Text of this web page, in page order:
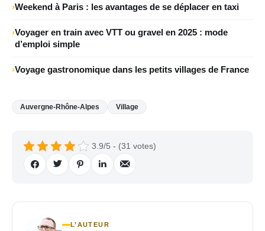
Weekend à Paris : les avantages de se déplacer en taxi
Voyager en train avec VTT ou gravel en 2025 : mode
d’emploi simple
Voyage gastronomique dans les petits villages de France
Auvergne-Rhône-Alpes Village
3.9/5 - (31 votes)
L’AUTEUR